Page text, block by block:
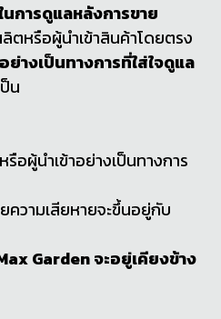
การดูแลหลังการขาย
ลิตหรือผู้นำเข้าสินค้าโดยตรง
างเป็นทางการที่ใส่ใจดูแล
น
อผู้นำเข้าอย่างเป็นทางการ
ความเสียหายจะขึ้นอยู่กับ
Garden จะอยู่เคียงข้าง